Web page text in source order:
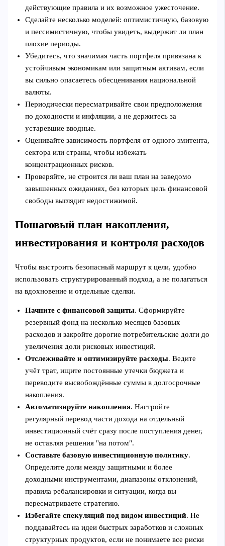
действующие правила и их возможное ужесточение.
Сделайте несколько моделей: оптимистичную, базовую
и пессимистичную, чтобы увидеть, выдержит ли план
плохие периоды.
Убедитесь, что значимая часть портфеля привязана к
устойчивым экономикам или защитным активам, если
вы сильно опасаетесь обесценивания национальной
валюты.
Периодически пересматривайте свои предположения
по доходности и инфляции, а не держитесь за
устаревшие вводные.
Оценивайте зависимость портфеля от одного эмитента,
сектора или страны, чтобы избежать
концентрационных рисков.
Проверяйте, не строится ли ваш план на заведомо
завышенных ожиданиях, без которых цель финансовой
свободы выглядит недостижимой.
Пошаговый план накопления,
инвестирования и контроля расходов
Чтобы выстроить безопасный маршрут к цели, удобно
использовать структурированный подход, а не полагаться
на вдохновение и отдельные сделки.
Начните с финансовой защиты. Сформируйте
резервный фонд на несколько месяцев базовых
расходов и закройте дорогие потребительские долги до
увеличения доли рисковых инвестиций.
Отслеживайте и оптимизируйте расходы. Ведите
учёт трат, ищите постоянные утечки бюджета и
переводите высвобождённые суммы в долгосрочные
накопления.
Автоматизируйте накопления. Настройте
регулярный перевод части дохода на отдельный
инвестиционный счёт сразу после поступления денег,
не оставляя решения "на потом".
Составьте базовую инвестиционную политику.
Определите доли между защитными и более
доходными инструментами, диапазоны отклонений,
правила ребалансировки и ситуации, когда вы
пересматриваете стратегию.
Избегайте спекуляций под видом инвестиций. Не
поддавайтесь на идеи быстрых заработков и сложных
структурных продуктов, если не понимаете все риски